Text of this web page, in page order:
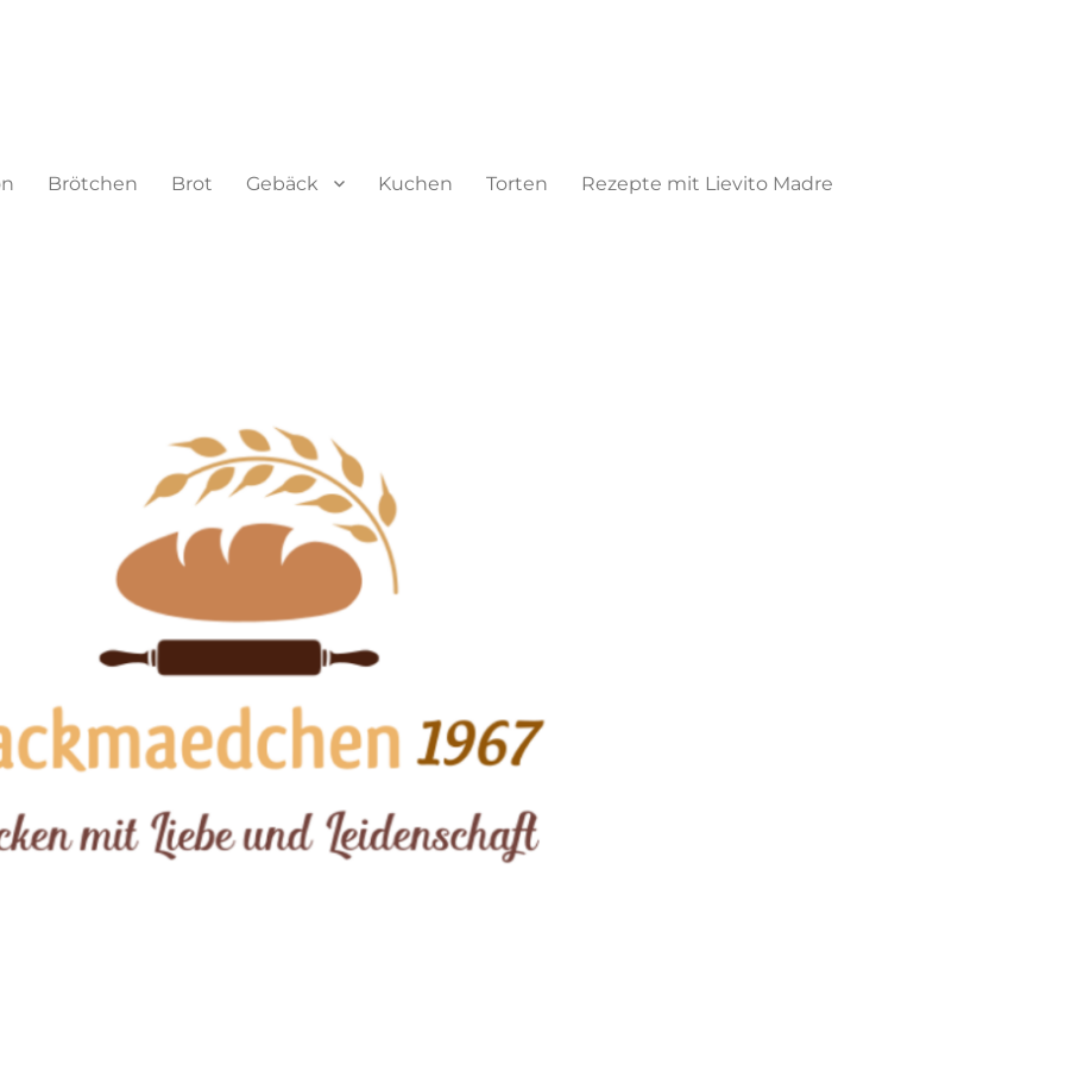
Brötchen Brot Gebäck Kuchen Torten Rezepte mit Lievito Madre